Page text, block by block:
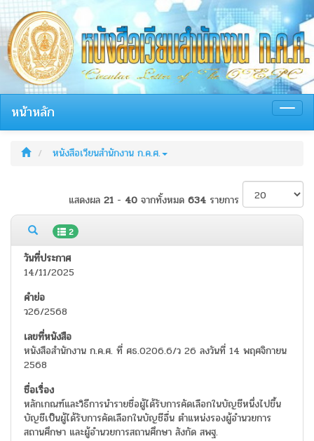
หน้าหลัก
หนังสือเวียนสำนักงาน ก.ค.ศ.
แสดงผล 21 - 40 จากทั้งหมด 634 รายการ
2
14/11/2025
ว26/2568
หนังสือสำนักงาน ก.ค.ศ. ที่ ศธ.0206.6/ว 26 ลงวันที่ 14 พฤศจิกายน
2568
หลักเกณฑ์และวิธีการนำรายชื่อผู้ได้รับการคัดเลือกในบัญชีหนึ่งไปขึ้น
บัญชีเป็นผู้ได้รับการคัดเลือกในบัญชีอื่น ตำแหน่งรองผู้อำนวยการ
สถานศึกษา และผู้อำนวยการสถานศึกษา สังกัด สพฐ.